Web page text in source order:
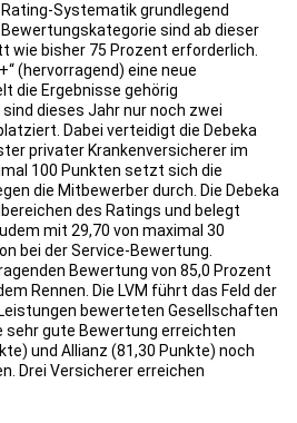
Systematik grundlegend
sind ab dieser
wie bisher 75 Prozent erforderlich.
(hervorragend) eine neue
die Ergebnisse gehörig
dieses Jahr nur noch zwei
Dabei verteidigt die Debeka
privater Krankenversicherer im
100 Punkten setzt sich die
die Mitbewerber durch. Die Debeka
des Ratings und belegt
mit 29,70 von maximal 30
bei der Service-Bewertung.
Bewertung von 85,0 Prozent
Rennen. Die LVM führt das Feld der
bewerteten Gesellschaften
sehr gute Bewertung erreichten
und Allianz (81,30 Punkte) noch
Drei Versicherer erreichen